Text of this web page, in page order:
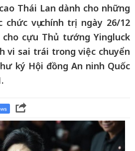
Thái Lan dành cho những
vụ chính trị ngày 26/12
cựu Thủ tướng Yingluck
vi sai trái trong việc chuyển
ký Hội đồng An ninh Quốc